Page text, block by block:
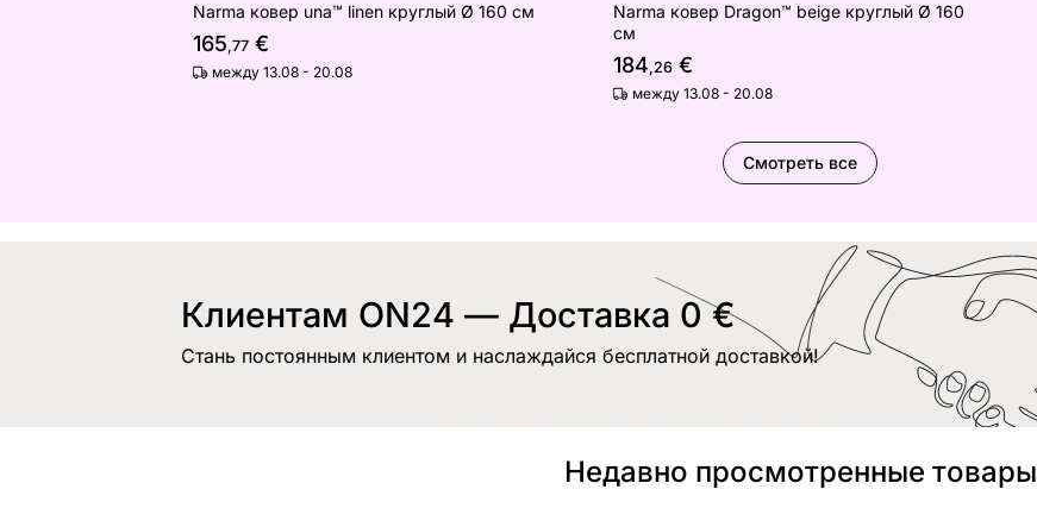
Narma ковер una™ linen круглый Ø 160 см
165,77 €
между 13.08 - 20.08
Narma ковер Dragon™ beige круглый Ø 160
см
184,26 €
между 13.08 - 20.08
Смотреть все
Клиентам ON24 — Доставка 0 €
Стань постоянным клиентом и наслаждайся бесплатной доставкой!
Недавно просмотренные товары